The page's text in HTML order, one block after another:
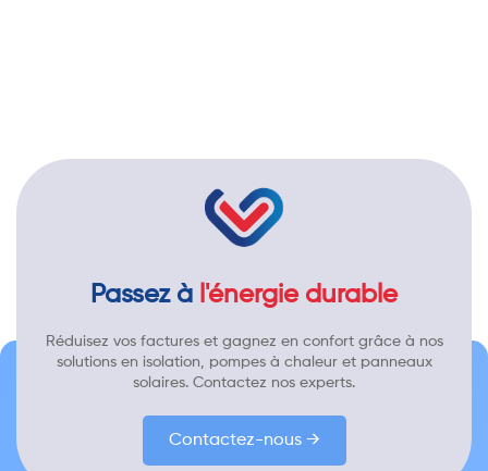
Passez à l'énergie durable
Réduisez vos factures et gagnez en confort grâce à nos
solutions en isolation, pompes à chaleur et panneaux
solaires. Contactez nos experts.
Contactez-nous →